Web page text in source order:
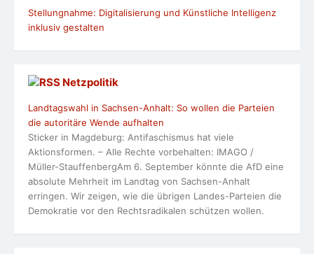
Stellungnahme: Digitalisierung und Künstliche Intelligenz
inklusiv gestalten
Netzpolitik
Landtagswahl in Sachsen-Anhalt: So wollen die Parteien
die autoritäre Wende aufhalten
Sticker in Magdeburg: Antifaschismus hat viele
Aktionsformen. – Alle Rechte vorbehalten: IMAGO /
Müller-StauffenbergAm 6. September könnte die AfD eine
absolute Mehrheit im Landtag von Sachsen-Anhalt
erringen. Wir zeigen, wie die übrigen Landes-Parteien die
Demokratie vor den Rechtsradikalen schützen wollen.